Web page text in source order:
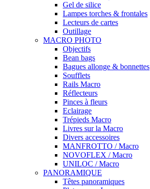
Gel de silice
Lampes torches & frontales
Lecteurs de cartes
Outillage
MACRO PHOTO
Objectifs
Bean bags
Bagues allonge & bonnettes
Soufflets
Rails Macro
Réflecteurs
Pinces à fleurs
Eclairage
Trépieds Macro
Livres sur la Macro
Divers accessoires
MANFROTTO / Macro
NOVOFLEX / Macro
UNILOC / Macro
PANORAMIQUE
Têtes panoramiques